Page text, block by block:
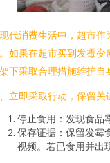
代消费生活中，超市
如果在超市买到发霉
下采取合理措施维护自
立即采取行动，保留关
停止食用：发现食品
保存证据：保留发霉
视频。若已食用并出